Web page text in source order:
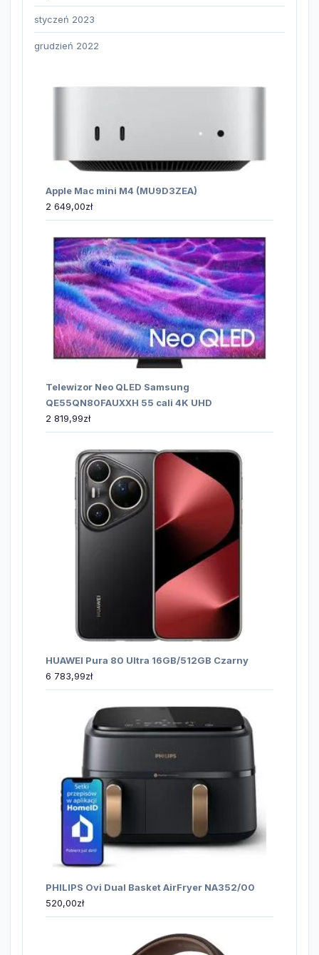
styczeń 2023
grudzień 2022
Apple Mac mini M4 (MU9D3ZEA)
2 649,00zł
Telewizor Neo QLED Samsung
QE55QN80FAUXXH 55 cali 4K UHD
2 819,99zł
HUAWEI Pura 80 Ultra 16GB/512GB Czarny
6 783,99zł
PHILIPS Ovi Dual Basket AirFryer NA352/00
520,00zł